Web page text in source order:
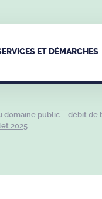
ET DÉMARCHES
domaine public – débit
2025